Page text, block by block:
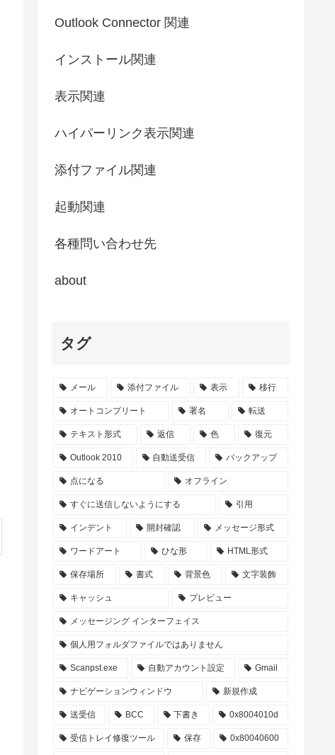
Outlook Connector 関連
インストール関連
表示関連
ハイパーリンク表示関連
添付ファイル関連
起動関連
各種問い合わせ先
about
タグ
メール 添付ファイル 表示 移行
オートコンプリート 署名 転送
テキスト形式 返信 色 復元
Outlook 2010 自動送受信 バックアップ
点になる オフライン
すぐに送信しないようにする 引用
インデント 開封確認 メッセージ形式
ワードアート ひな形 HTML形式
保存場所 書式 背景色 文字装飾
キャッシュ プレビュー
メッセージング インターフェイス
個人用フォルダファイルではありません
Scanpst.exe 自動アカウント設定 Gmail
ナビゲーションウィンドウ 新規作成
送受信 BCC 下書き 0x8004010d
受信トレイ修復ツール 保存 0x80040600